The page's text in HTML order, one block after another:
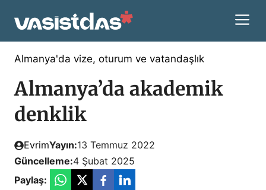
atla
Almanya'da vize, oturum ve vatandaşlık
Almanya’da akademik
denklik
EvrimYayın:13 Temmuz 2022
Güncelleme:4 Şubat 2025
Paylaş: